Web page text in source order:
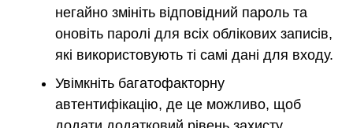
негайно змініть відповідний пароль та
оновіть паролі для всіх облікових записів,
які використовують ті самі дані для входу.
Увімкніть багатофакторну
автентифікацію, де це можливо, щоб